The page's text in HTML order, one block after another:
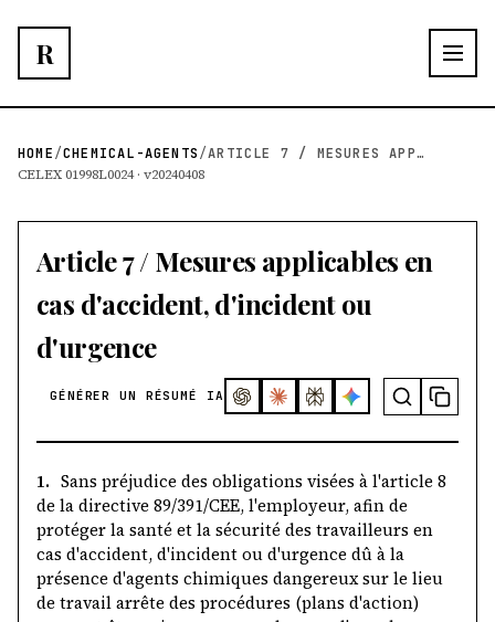
R
HOME/CHEMICAL-AGENTS/
ARTICLE 7 / MESURES APPLICABLES EN CAS D'ACCIDE...
CELEX 01998L0024 · v20240408
Article 7 / Mesures applicables en
cas d'accident, d'incident ou
d'urgence
GÉNÉRER UN RÉSUMÉ IA
1. Sans préjudice des obligations visées à l'article 8
de la directive 89/391/CEE, l'employeur, afin de
protéger la santé et la sécurité des travailleurs en
cas d'accident, d'incident ou d'urgence dû à la
présence d'agents chimiques dangereux sur le lieu
de travail arrête des procédures (plans d'action)